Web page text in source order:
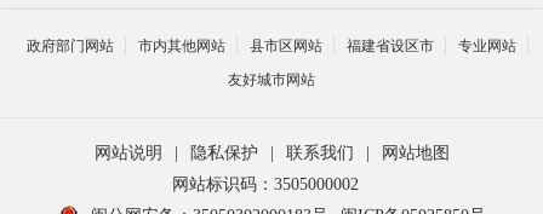
政府部门网站 市内其他网站 县市区网站 福建省设区市
专业网站
友好城市网站
网站说明 隐私保护 联系我们
网站地图
网站标识码：3505000002